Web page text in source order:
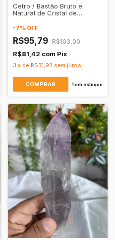
Cetro / Bastão Bruto e
Natural de Cristal de
Transparente
-7% OFF
R$95,79 R$103,00
R$81,42 com Pix
3 x de R$31,93 sem juros
1 em estoque